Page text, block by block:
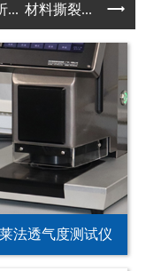
... 材料撕裂... 材料
法透气度测试仪